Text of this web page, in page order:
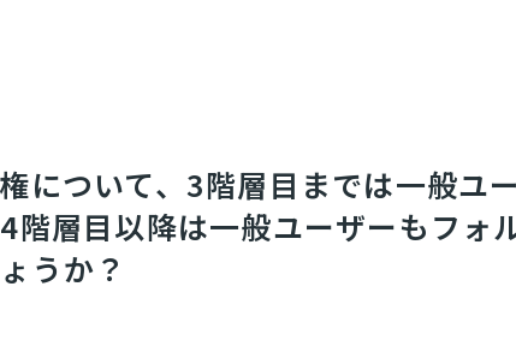
について、3階層目までは一般ユ
階層目以降は一般ユーザーもフォ
うか？